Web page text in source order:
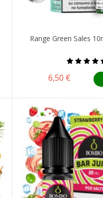
Range Green Sales
Precio
6,50 €